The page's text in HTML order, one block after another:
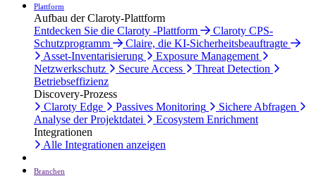
Plattform
Aufbau der Claroty-Plattform
Entdecken Sie die Claroty -Plattform
Claroty CPS-
Schutzprogramm
Claire, die KI-Sicherheitsbeauftragte
Asset-Inventarisierung
Exposure Management
Netzwerkschutz
Secure Access
Threat Detection
Betriebseffizienz
Discovery-Prozess
Claroty Edge
Passives Monitoring
Sichere Abfragen
Analyse der Projektdatei
Ecosystem Enrichment
Integrationen
Alle Integrationen anzeigen
Branchen